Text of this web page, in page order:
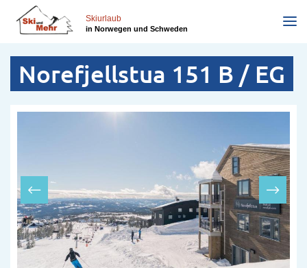
zum
Inhalt
Skiurlaub
in Norwegen und Schweden
Norefjellstua 151 B / EG